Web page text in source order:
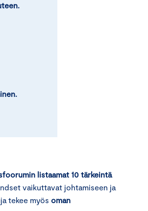
listaamat 10 tärkeintä
vaikuttavat johtamiseen ja
tekee myös oman